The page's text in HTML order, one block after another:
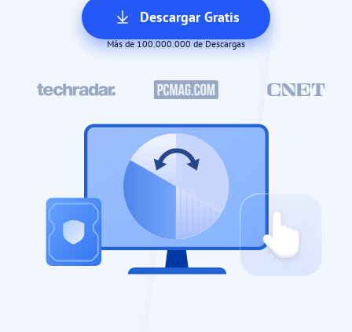
Descargar Gratis
Más de 100.000.000 de Descargas